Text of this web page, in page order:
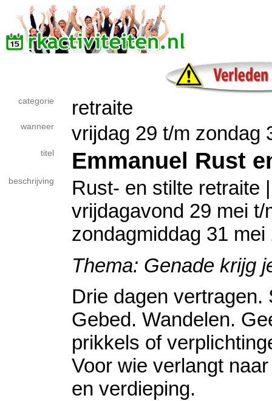
categorie retraite
wanneer vrijdag 29 t/m zondag
titel Emmanuel Rust
beschrijving
Rust- en stilte retraite |
vrijdagavond 29 mei t/
zondagmiddag 31 mei
Thema: Genade krijg
Drie dagen vertragen.
Gebed. Wandelen.
prikkels of
Voor wie verlangt
en verdieping.